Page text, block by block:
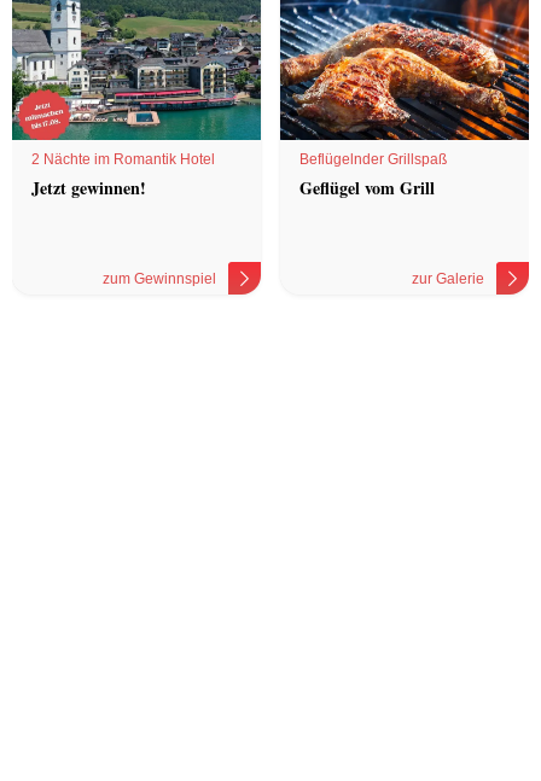
2 Nächte im Romantik Hotel
Jetzt gewinnen!
zum Gewinnspiel
Beflügelnder Grillspaß
Geflügel vom Grill
zur Galerie